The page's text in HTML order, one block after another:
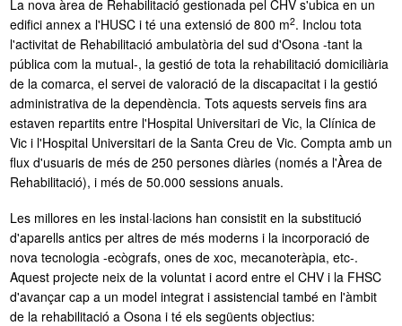
La nova àrea de Rehabilitació gestionada pel CHV s'ubica en un
edifici annex a l'HUSC i té una extensió de 800 m2. Inclou tota
l'activitat de Rehabilitació ambulatòria del sud d'Osona -tant la
pública com la mutual-, la gestió de tota la rehabilitació domiciliària
de la comarca, el servei de valoració de la discapacitat i la gestió
administrativa de la dependència. Tots aquests serveis fins ara
estaven repartits entre l'Hospital Universitari de Vic, la Clínica de
Vic i l'Hospital Universitari de la Santa Creu de Vic. Compta amb un
flux d'usuaris de més de 250 persones diàries (només a l'Àrea de
Rehabilitació), i més de 50.000 sessions anuals.
Les millores en les instal·lacions han consistit en la substitució
d'aparells antics per altres de més moderns i la incorporació de
nova tecnologia -ecògrafs, ones de xoc, mecanoteràpia, etc-.
Aquest projecte neix de la voluntat i acord entre el CHV i la FHSC
d'avançar cap a un model integrat i assistencial també en l'àmbit
de la rehabilitació a Osona i té els següents objectius: